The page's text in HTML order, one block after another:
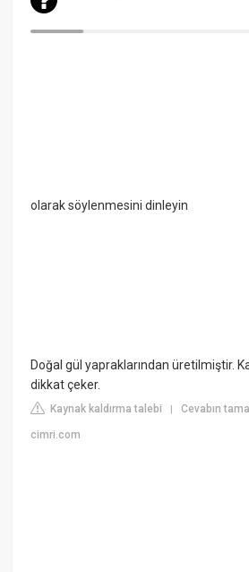
olarak söylenmesini dinleyin
Doğal gül yapraklarından üretilmiştir.
dikkat çeker.
Kaynak kaldırma talebi |Cevabın
cimri.com